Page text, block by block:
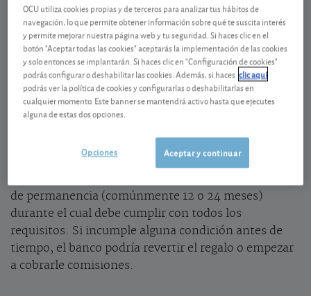
Exclusivas para nuevos clientes. La mayoría de
estas promociones están dirigidas únicamente a
quienes no son clientes de la entidad o no tienen su
nómina domiciliada allí. Si usted es ya cliente, es
probable que no pueda beneficiarse de la oferta.
promoción consiste en la entrega de dinero o un
de permanencia (comúnmente 12 o 24 meses)
durante el cual debe cumplir con todos los
requisitos. Si incumple alguna condición antes de
tiempo, el banco podría revertir el regalo o empezar
a cobrarle comisiones.
OCU utiliza cookies propias y de terceros para analizar tus hábitos de
navegación, lo que permite obtener información sobre qué te suscita interés
y permite mejorar nuestra página web y tu seguridad. Si haces clic en el
botón "Aceptar todas las cookies" aceptarás la implementación de las cookies
y solo entonces se implantarán. Si haces clic en "Configuración de cookies"
podrás configurar o deshabilitar las cookies. Además, si haces clic aquí
podrás ver la política de cookies y configurarlas o deshabilitarlas en
cualquier momento. Este banner se mantendrá activo hasta que ejecutes
alguna de estas dos opciones.
Aceptar y continuar
Opciones